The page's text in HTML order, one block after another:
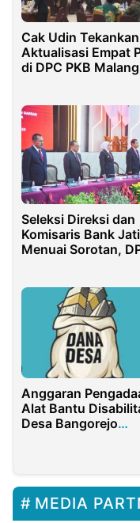
Cak Udin Tekankan
Aktualisasi Empat
di DPC PKB Malang
Seleksi Direksi dan
Komisaris Bank
Menuai Sorotan,
Tidak Transparan
Anggaran
Alat Bantu Disabilitas
Desa Bangorejo
MEDIA